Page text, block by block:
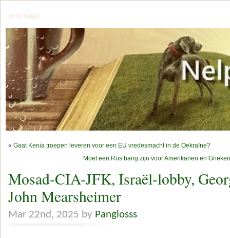
jerry mager
« Gaat Kenia troepen leveren voor een EU vredesmacht in de Oekraïne?
Moet een Rus bang zijn voor Amerikanen en
Mosad-CIA-JFK, Israël-lobby,
John Mearsheimer
Mar 22nd, 2025 by Panglosss